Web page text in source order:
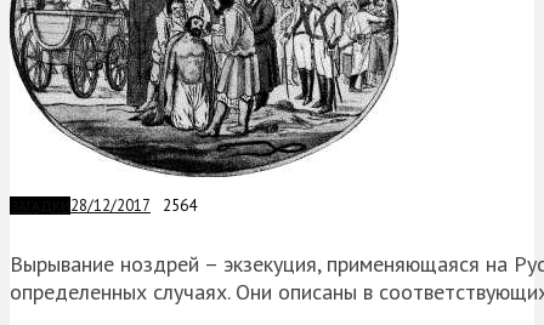
28/12/2017 2564
Вырывание ноздрей – экзекуция, применяющаяся на
определенных случаях. Они описаны в